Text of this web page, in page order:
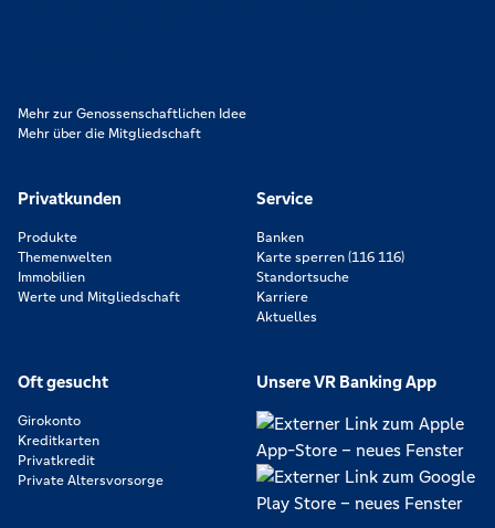
Mehr zur Genossenschaftlichen Idee
Mehr über die Mitgliedschaft
Privatkunden
Produkte
Themenwelten
Immobilien
Werte und Mitgliedschaft
Service
Banken
Karte sperren (116 116)
Standortsuche
Karriere
Aktuelles
Oft gesucht
Girokonto
Kreditkarten
Privatkredit
Private Altersvorsorge
Unsere VR Banking App